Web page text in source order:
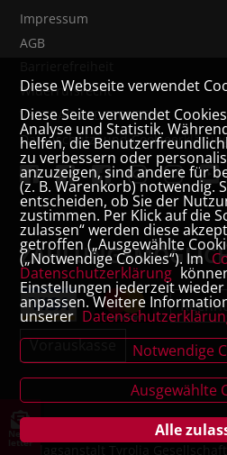
letter
Impressum
AGB
Widerrufsrecht
VERTRAG WIDERRUFEN
Datenschutz- und
Vorauskasse
Diese Webseite verwendet
Diese Seite verwendet
Analyse und Statistik.
helfen, die
zu verbessern oder
anzuzeigen, sind andere für
(z. B. Warenkorb) notwendig.
entscheiden, ob Sie der
zustimmen. Per Klick auf die
zulassen“ werden diese
getroffen („Ausgewählte
(„Notwendige Cookies“). Im
Datenschutzerklärung
Einstellungen jederzeit
anpassen. Weitere
unserer
Notwendige
Ausgewählte
Alle